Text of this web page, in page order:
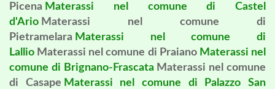
Picena Materassi nel comune di Castel
d'Ario Materassi nel comune di
Pietramelara Materassi nel comune di
Lallio Materassi nel comune di Praiano Materassi nel
comune di Brignano-Frascata Materassi nel comune
di Casape Materassi nel comune di Palazzo San